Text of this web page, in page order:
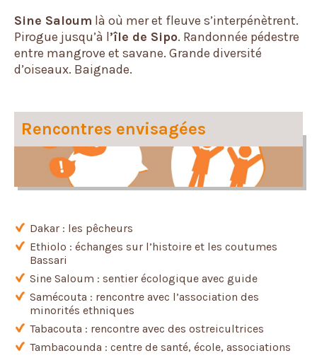
Sine Saloum là où mer et fleuve s’interpénètrent.
Pirogue jusqu’à l’île de Sipo. Randonnée pédestre
entre mangrove et savane. Grande diversité
d’oiseaux. Baignade.
Rencontres envisagées
Dakar : les pêcheurs
Ethiolo : échanges sur l’histoire et les coutumes
Bassari
Sine Saloum : sentier écologique avec guide
Samécouta : rencontre avec l’association des
minorités ethniques
Tabacouta : rencontre avec des ostreicultrices
Tambacounda : centre de santé, école, associations